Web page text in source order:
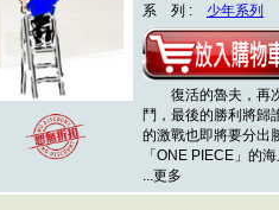
系 列 : 少年系列
復活的魯夫，再次
鬥，最後的勝利將歸
的激戰也即將要分出
「ONE PIECE」的
...更多